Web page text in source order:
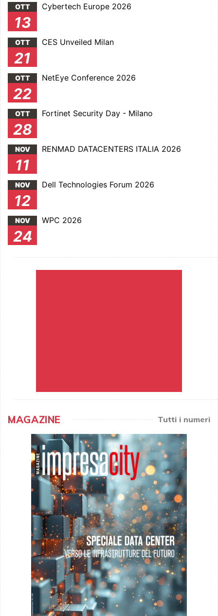
OTT
13
Cybertech Europe 2026
OTT
21
CES Unveiled Milan
OTT
22
NetEye Conference 2026
OTT
28
Fortinet Security Day - Milano
NOV
11
RENMAD DATACENTERS ITALIA 2026
NOV
12
Dell Technologies Forum 2026
NOV
24
WPC 2026
MAGAZINE Tutti i numeri